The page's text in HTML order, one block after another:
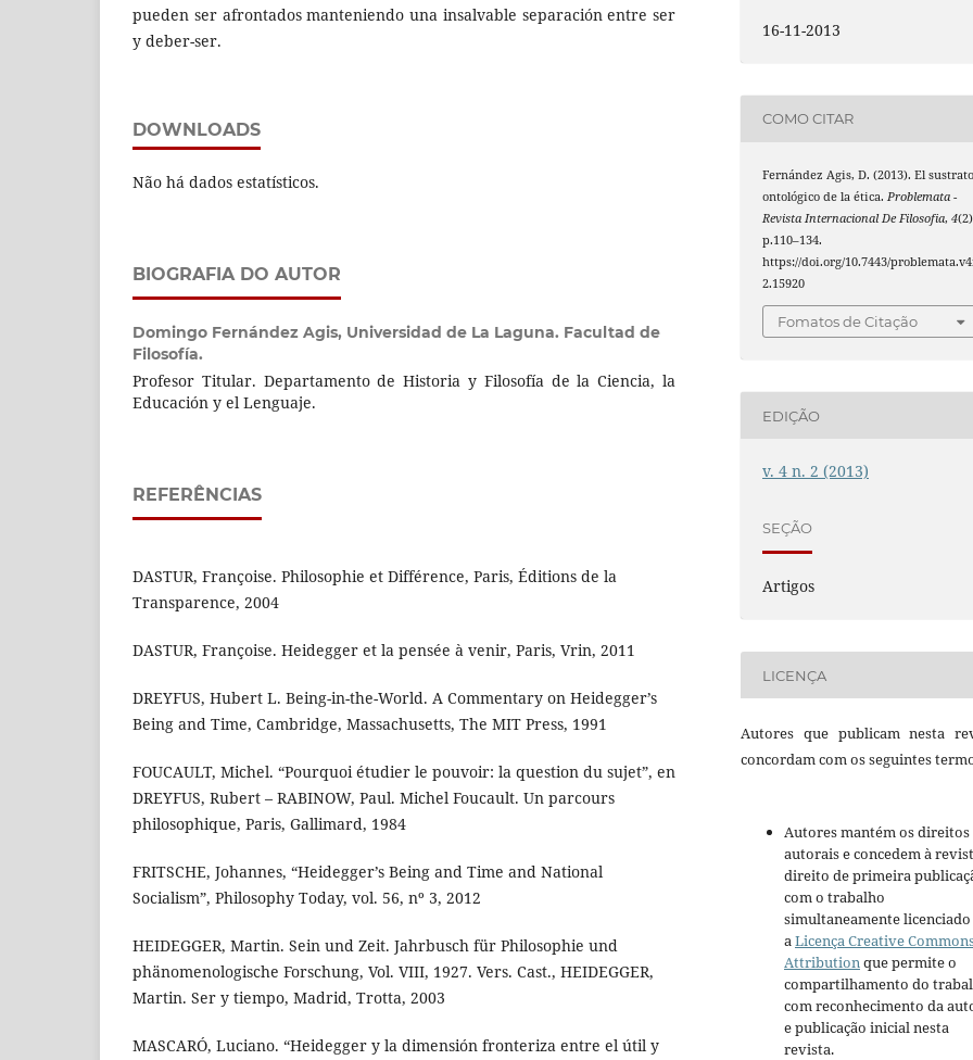
pueden ser afrontados manteniendo una insalvable separación entre ser
y deber-ser.
DOWNLOADS
Não há dados estatísticos.
BIOGRAFIA DO AUTOR
Domingo Fernández Agis, Universidad de La Laguna. Facultad de
Filosofía.
Profesor Titular. Departamento de Historia y Filosofía de la Ciencia, la
Educación y el Lenguaje.
REFERÊNCIAS
DASTUR, Françoise. Philosophie et Différence, Paris, Éditions de la
Transparence, 2004
DASTUR, Françoise. Heidegger et la pensée à venir, Paris, Vrin, 2011
DREYFUS, Hubert L. Being-in-the-World. A Commentary on Heidegger’s
Being and Time, Cambridge, Massachusetts, The MIT Press, 1991
FOUCAULT, Michel. “Pourquoi étudier le pouvoir: la question du sujet”, en
DREYFUS, Rubert – RABINOW, Paul. Michel Foucault. Un parcours
philosophique, Paris, Gallimard, 1984
FRITSCHE, Johannes, “Heidegger’s Being and Time and National
Socialism”, Philosophy Today, vol. 56, nº 3, 2012
HEIDEGGER, Martin. Sein und Zeit. Jahrbusch für Philosophie und
phänomenologische Forschung, Vol. VIII, 1927. Vers. Cast., HEIDEGGER,
Martin. Ser y tiempo, Madrid, Trotta, 2003
MASCARÓ, Luciano. “Heidegger y la dimensión fronteriza entre el útil y
16-11-2013
COMO CITAR
Fernández Agis, D. (2013). El sustrato
ontológico de la ética.Problemata -
Revista Internacional De Filosofia,4
p.110–134.
https://doi.org/10.7443/
2.15920
Fomatos de Citação
EDIÇÃO
v. 4 n. 2 (2013)
SEÇÃO
Artigos
LICENÇA
Autores que publicam nesta
concordam com os seguintes
Autores mantém os direitos
autorais e concedem à
direito de primeira
com o trabalho
simultaneamente
a Licença Creative
Attribution que permite o
compartilhamento do
com reconhecimento da
e publicação inicial nesta
revista.